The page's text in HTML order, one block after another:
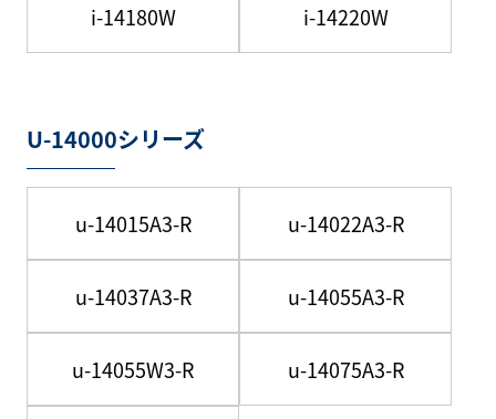
i-14180W i-14220W
U-14000シリーズ
u-14015A3-R u-14022A3-R
u-14037A3-R u-14055A3-R
u-14055W3-R u-14075A3-R